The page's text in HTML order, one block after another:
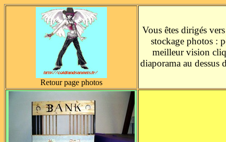
Retour page photos
Vous êtes dirigés
stockage photos :
meilleur vision
diaporama au dessus